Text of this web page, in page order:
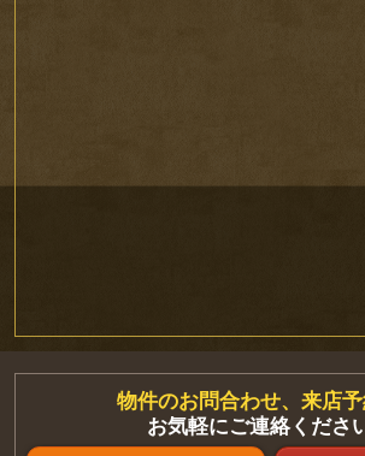
物件のお問合わせ、来店
お気軽にご連絡くださ